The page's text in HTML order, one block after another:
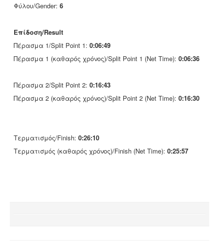
Φύλου/Gender: 6
Επίδοση/Result
Πέρασμα 1/Split Point 1: 0:06:49
Πέρασμα 1 (καθαρός χρόνος)/Split Point 1 (Net Time): 0:06:36
Πέρασμα 2/Split Point 2: 0:16:43
Πέρασμα 2 (καθαρός χρόνος)/Split Point 2 (Net Time): 0:16:30
Τερματισμός/Finish: 0:26:10
Τερματισμός (καθαρός χρόνος)/Finish (Net Time): 0:25:57